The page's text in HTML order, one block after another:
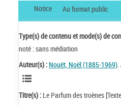
Notice Au format public
Type(s) de contenu et mode(s) de
noté : sans médiation
Auteur(s) : Nouët, Noël (1885-1969).
Titre(s) : Le Parfum des troènes